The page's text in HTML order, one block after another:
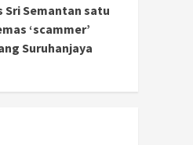
Sri Semantan satu
‘scammer’
Suruhanjaya